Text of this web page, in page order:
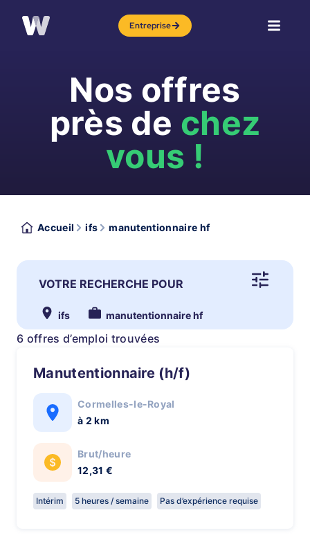
Entreprise
Nos offres
près de chez
vous !
Accueil ifs manutentionnaire hf
VOTRE RECHERCHE POUR
ifs manutentionnaire hf
6 offres d’emploi trouvées
Manutentionnaire (h/f)
Cormelles-le-Royal
à 2 km
Brut/heure
12,31 €
Intérim 5 heures / semaine Pas d’expérience requise